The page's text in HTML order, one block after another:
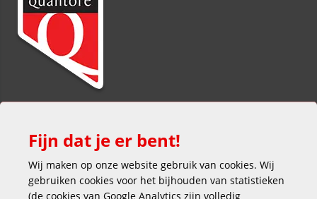
Fijn dat je er bent!
Wij maken op onze website gebruik van cookies. Wij
gebruiken cookies voor het bijhouden van statistieken
(de cookies van Google Analytics zijn volledig